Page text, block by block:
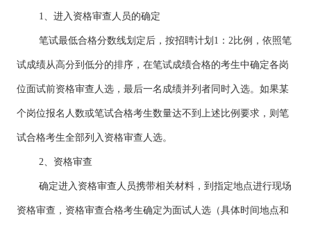
1、进入资格审查人员的确定
笔试最低合格分数线划定后，按招聘计划1：2比例，依照笔
试成绩从高分到低分的排序，在笔试成绩合格的考生中确定各岗
位面试前资格审查人选，最后一名成绩并列者同时入选。如果某
个岗位报名人数或笔试合格考生数量达不到上述比例要求，则笔
试合格考生全部列入资格审查人选。
2、资格审查
确定进入资格审查人员携带相关材料，到指定地点进行现场
资格审查，资格审查合格考生确定为面试人选（具体时间地点和